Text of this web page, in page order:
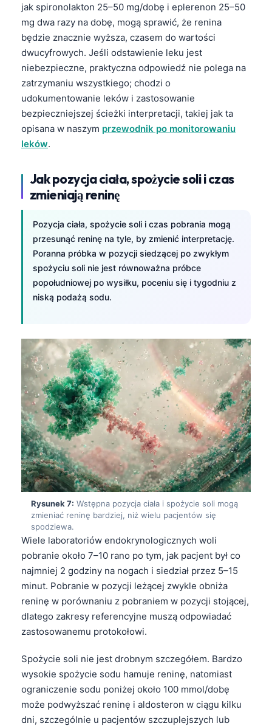
jak spironolakton 25–50 mg/dobę i eplerenon 25–50
mg dwa razy na dobę, mogą sprawić, że renina
będzie znacznie wyższa, czasem do wartości
dwucyfrowych. Jeśli odstawienie leku jest
niebezpieczne, praktyczna odpowiedź nie polega na
zatrzymaniu wszystkiego; chodzi o
udokumentowanie leków i zastosowanie
bezpieczniejszej ścieżki interpretacji, takiej jak ta
opisana w naszym przewodnik po monitorowaniu
leków.
Jak pozycja ciała, spożycie soli i czas
zmieniają reninę
Pozycja ciała, spożycie soli i czas pobrania mogą
przesunąć reninę na tyle, by zmienić interpretację.
Poranna próbka w pozycji siedzącej po zwykłym
spożyciu soli nie jest równoważna próbce
popołudniowej po wysiłku, poceniu się i tygodniu z
niską podażą sodu.
Rysunek 7: Wstępna pozycja ciała i spożycie soli mogą
zmieniać reninę bardziej, niż wielu pacjentów się
spodziewa.
Wiele laboratoriów endokrynologicznych woli
pobranie około 7–10 rano po tym, jak pacjent był co
najmniej 2 godziny na nogach i siedział przez 5–15
minut. Pobranie w pozycji leżącej zwykle obniża
reninę w porównaniu z pobraniem w pozycji stojącej,
dlatego zakresy referencyjne muszą odpowiadać
zastosowanemu protokołowi.
Spożycie soli nie jest drobnym szczegółem. Bardzo
wysokie spożycie sodu hamuje reninę, natomiast
ograniczenie sodu poniżej około 100 mmol/dobę
może podwyższać reninę i aldosteron w ciągu kilku
dni, szczególnie u pacjentów szczuplejszych lub
Slovenščina
Magyar
Shqip
বাংলা
اردو
मराठी
తెలుగు
தமிழ்
ગુજરાતી
ಕನ್ನಡ
മലയാളം
Bahasa Melayu
Tiếng Việt
Tagalog
ไทย
ဗမာစာ
ភាសាខ្មែរ
Kiswahili
አማርኛ
Català
Қазақ тілі
Suomi
Hrvatski
كوردی‎
සිංහල
অসমীয়া
Latviešu valoda
Македонски јазик
Euskara
Gàidhlig